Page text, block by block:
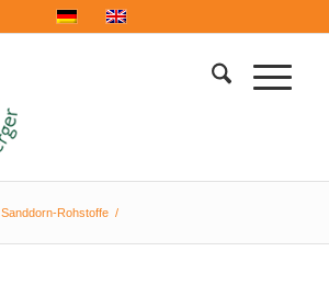
Sanddorn-Rohstoffe /